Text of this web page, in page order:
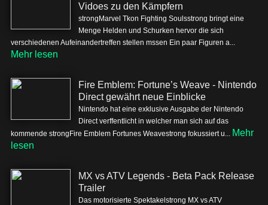
Vidoes zu den Kämpfern
strongMarvel Tkon Fighting Soulsstrong bringt eine
Menge Helden und Schurken hervor die sich
verschiedenen Aufeinandertreffen stellen mssen Ein paar Figuren a...
Mehr lesen
Fire Emblem: Fortune’s Weave - Nintendo
Direct gewährt neue Einblicke
Nintendo hat eine exklusive Ausgabe der Nintendo
Direct verffentlicht in welcher man sich auf das
kommende strongFire Emblem Fortunes Weavestrong fokussiert u... Mehr
lesen
MX vs ATV Legends - Beta Pack Release
Trailer
Das motorisierte Spektakelstrong MX vs ATV